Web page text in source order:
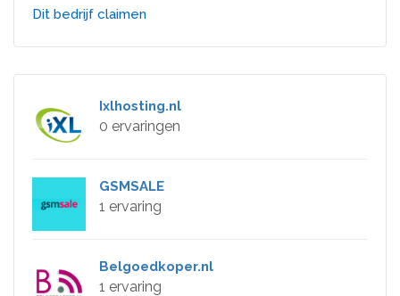
Dit bedrijf claimen
Ixlhosting.nl
0 ervaringen
GSMSALE
1 ervaring
Belgoedkoper.nl
1 ervaring